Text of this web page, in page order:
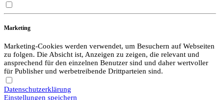
Marketing
Marketing-Cookies werden verwendet, um Besuchern auf Webseiten
zu folgen. Die Absicht ist, Anzeigen zu zeigen, die relevant und
ansprechend für den einzelnen Benutzer sind und daher wertvoller
für Publisher und werbetreibende Drittparteien sind.
Datenschutzerklärung
Einstellungen speichern